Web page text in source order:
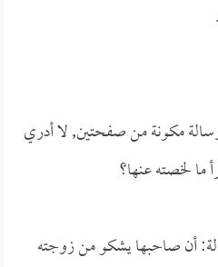
مكونة من صفحتين, لا أدري
ما لخصته عنها؟
أن صاحبها يشكو من زوجته